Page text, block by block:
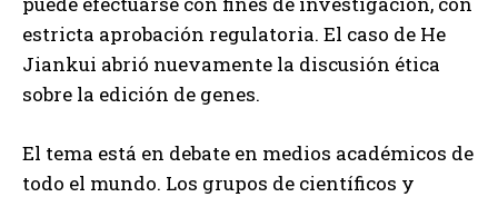
estricta aprobación regulatoria. El caso de He
Jiankui abrió nuevamente la discusión ética
sobre la edición de genes.
El tema está en debate en medios académicos de
todo el mundo. Los grupos de científicos y